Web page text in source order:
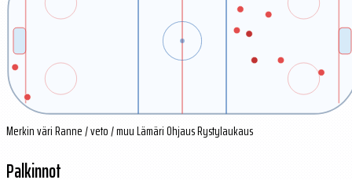
Merkin väriRanne / veto / muuLämäriOhjausRystylaukaus
Palkinnot